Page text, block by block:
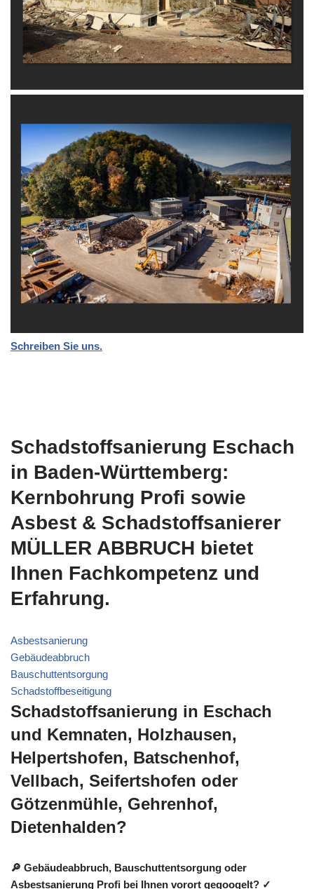
Schreiben Sie uns.
Schadstoffsanierung Eschach
in Baden-Württemberg:
Kernbohrung Profi sowie
Asbest & Schadstoffsanierer
MÜLLER ABBRUCH bietet
Ihnen Fachkompetenz und
Erfahrung.
Asbestsanierung
Gebäudeabbruch
Bauschuttentsorgung
Schadstoffbeseitigung
Schadstoffsanierung in Eschach
und Kemnaten, Holzhausen,
Helpertshofen, Batschenhof,
Vellbach, Seifertshofen oder
Götzenmühle, Gehrenhof,
Dietenhalden?
🔎 Gebäudeabbruch, Bauschuttentsorgung oder
Asbestsanierung Profi bei Ihnen vorort gegoogelt? ✓